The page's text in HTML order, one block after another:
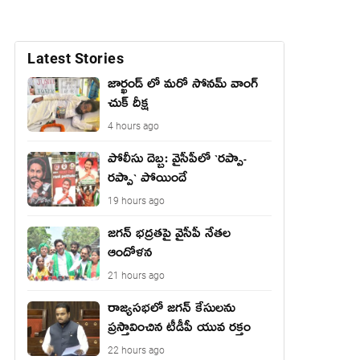
Latest Stories
జార్ఖండ్ లో మరో సోనమ్ వాంగ్
చుక్ దీక్ష
4 hours ago
పోలీసు దెబ్బ: వైసీపీలో `ర‌ప్పా-
ర‌ప్పా` పోయిందే
19 hours ago
జ‌గ‌న్ భద్రతపై వైసీపీ నేతల
ఆందోళన
21 hours ago
రాజ్యసభలో జగన్ కేసులను
ప్రస్తావించిన టీడీపీ యువ రక్తం
22 hours ago